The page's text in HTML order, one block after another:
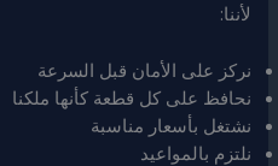
لأننا:
نركز على الأمان قبل السرعة
نحافظ على كل قطعة كأنها ملكنا
نشتغل بأسعار مناسبة
نلتزم بالمواعيد